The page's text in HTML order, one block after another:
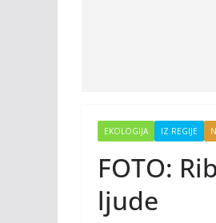
EKOLOGIJA IZ REGIJE
FOTO:
ljude